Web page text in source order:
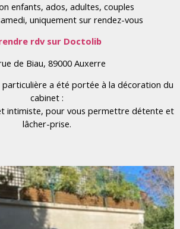
enfants, ados, adultes, couples
uniquement sur rendez-vous
rdv sur Doctolib
de Biau, 89000 Auxerre
a été portée à la décoration du
cabinet :
intimiste, pour vous permettre détente et
lâcher-prise.